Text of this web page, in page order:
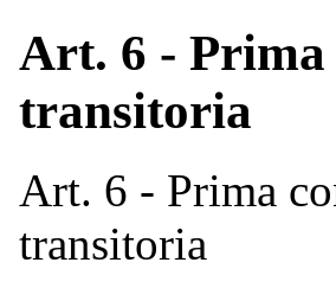
Art. 6 - Prima
transitoria
Art. 6 - Prima
transitoria